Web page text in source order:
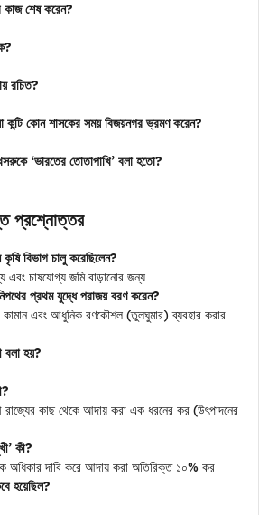
কাজ শেষ করেন?
রচিত?
কন্টি কোন শাসকের সময় বিজয়নগর ভ্রমণ করেন?
‘ভারতের তোতাপাখি’ বলা হতো?
প্রশ্নোত্তর
বিভাগ চালু করেছিলেন?
এবং চাষযোগ্য জমি বাড়ানোর জন্য
প্রথম যুদ্ধে পরাজয় বরণ করেন?
কামান এবং আধুনিক রণকৌশল (তুলঘুমার) ব্যবহার করার
বলা হয়?
রাজ্যের কাছ থেকে আদায় করা এক ধরনের কর (উৎপাদনের
কী?
অধিকার দাবি করে আদায় করা অতিরিক্ত ১০% কর
হয়েছিল?